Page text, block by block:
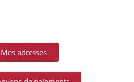
Mes adresses